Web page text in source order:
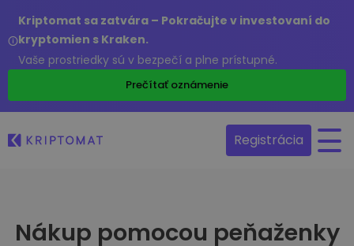
Kriptomat sa zatvára – Pokračujte v investovaní do
kryptomien s Kraken.
Vaše prostriedky sú v bezpečí a plne prístupné.
Prečítať oznámenie
Registrácia
Nákup pomocou peňaženky